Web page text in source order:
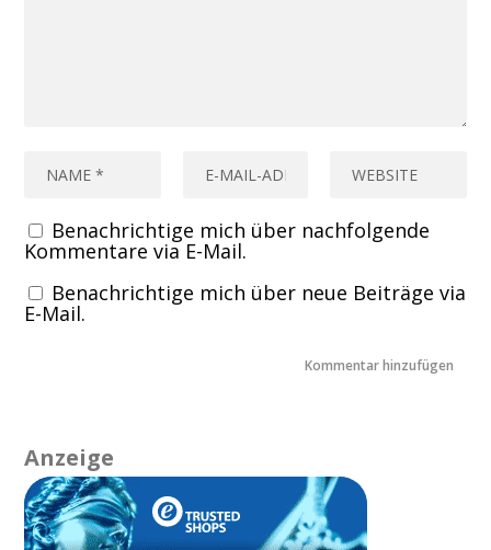
Benachrichtige mich über nachfolgende
Kommentare via E-Mail.
Benachrichtige mich über neue Beiträge via
E-Mail.
Anzeige